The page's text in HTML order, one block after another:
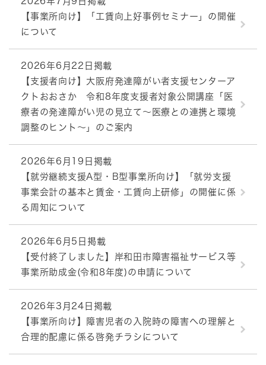
【事業所向け】「工賃向上好事例セミナー」の開催
について
2026年6月22日掲載
【支援者向け】大阪府発達障がい者支援センターア
クトおおさか 令和8年度支援者対象公開講座「医
療者の発達障がい児の見立て～医療との連携と環境
調整のヒント～」のご案内
2026年6月19日掲載
【就労継続支援A型・B型事業所向け】「就労支援
事業会計の基本と賃金・工賃向上研修」の開催に係
る周知について
2026年6月5日掲載
【受付終了しました】岸和田市障害福祉サービス等
事業所助成金(令和8年度)の申請について
2026年3月24日掲載
【事業所向け】障害児者の入院時の障害への理解と
合理的配慮に係る啓発チラシについて